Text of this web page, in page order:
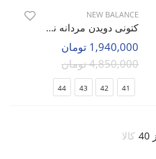
NEW BALANCE
کتونی دویدن مردانه نیو بالانس Neo NB M
1,940,000 تومان
4,850,000 تومان
41
42
43
44
کالا